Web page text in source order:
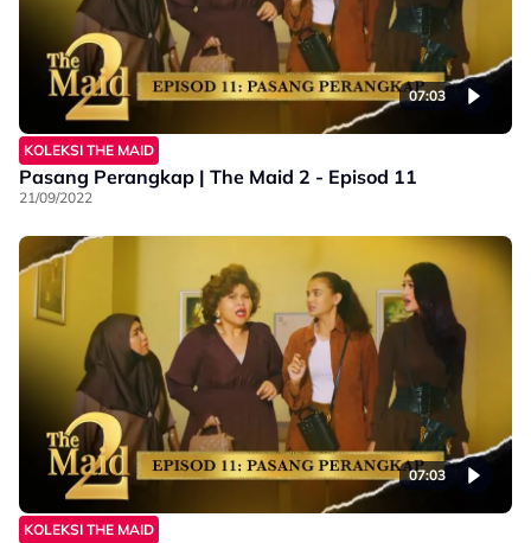
07:03
KOLEKSI THE MAID
Pasang Perangkap | The Maid 2 - Episod 11
21/09/2022
07:03
KOLEKSI THE MAID